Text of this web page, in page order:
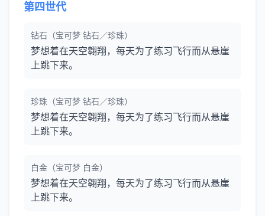
第四世代
钻石（宝可梦 钻石／珍珠）
梦想着在天空翱翔，每天为了练习飞行而从悬崖
上跳下来。
珍珠（宝可梦 钻石／珍珠）
梦想着在天空翱翔，每天为了练习飞行而从悬崖
上跳下来。
白金（宝可梦 白金）
梦想着在天空翱翔，每天为了练习飞行而从悬崖
上跳下来。